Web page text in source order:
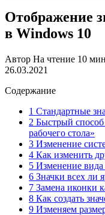
Отображение
в Windows 10
Автор На чтение 10
26.03.2021
Содержание
1 Стандартные
2 Быстрый
рабочего стола»
3 Изменение
4 Как изменить
5 Изменение
6 Значки всех ли
7 Замена иконки
8 Как создать
9 Изменяем